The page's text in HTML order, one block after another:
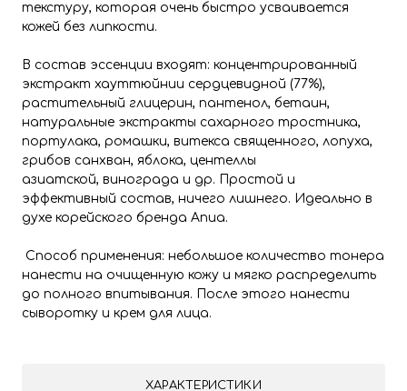
текстуру, которая очень быстро усваивается
кожей без липкости.
В состав эссенции входят: концентрированный
экстракт хауттюйнии сердцевидной (77%),
растительный глицерин, пантенол, бетаин,
натуральные экстракты сахарного тростника,
портулака, ромашки, витекса священного, лопуха,
грибов санхван, яблока, центеллы
азиатской, винограда и др. Простой и
эффективный состав, ничего лишнего. Идеально в
духе корейского бренда Anua.
Способ применения: небольшое количество тонера
нанести на очищенную кожу и мягко распределить
до полного впитывания. После этого нанести
сыворотку и крем для лица.
ХАРАКТЕРИСТИКИ